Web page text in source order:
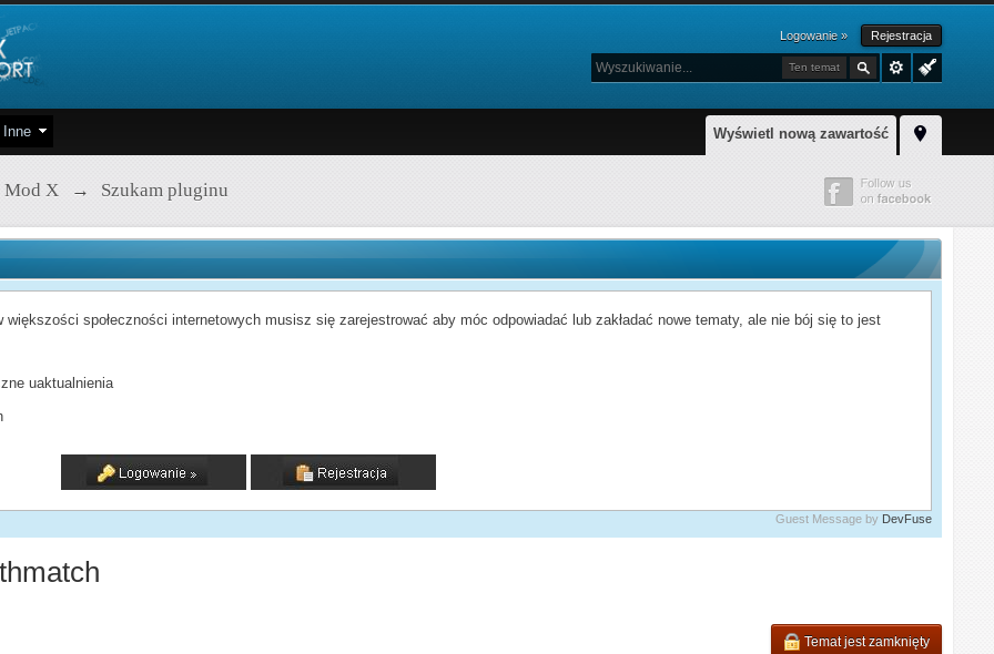
Logowanie » Rejestracja
Ten temat
Wyświetl nową zawartość
Inne
X → Szukam pluginu
społeczności internetowych musisz się zarejestrować aby móc odpowiadać lub zakładać nowe tematy, ale nie bój się to jest
uaktualnienia
Guest Message by DevFuse
Temat jest zamknięty